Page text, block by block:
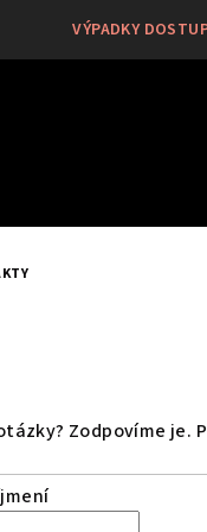
VÝPADKY
Zodpovíme je.